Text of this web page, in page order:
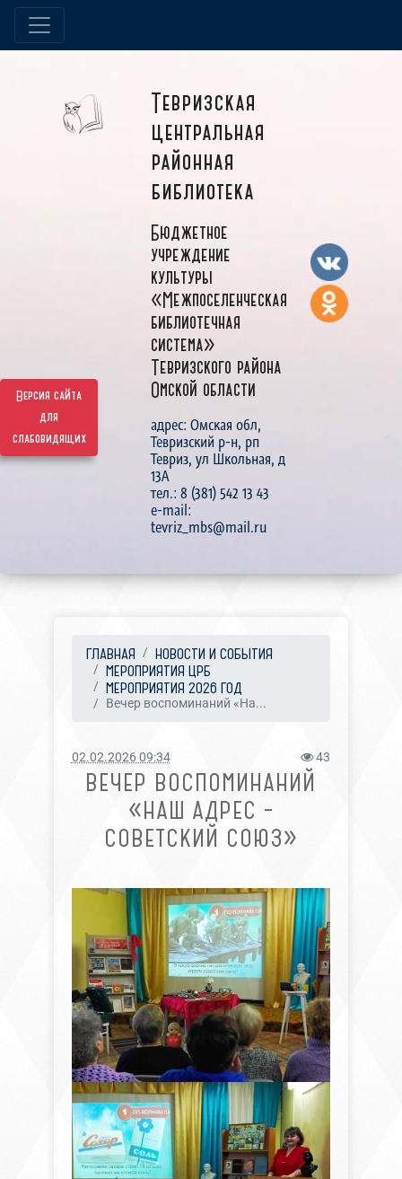
Версия сайта
для
слабовидящих
Тевризская
центральная
районная
библиотека
Бюджетное
учреждение
культуры
«Межпоселенческая
библиотечная
система»
Тевризского района
Омской области
адрес: Омская обл,
Тевризский р-н, рп
Тевриз, ул Школьная, д
13А
тел.: 8 (381) 542 13 43
e-mail:
tevriz_mbs@mail.ru
ГЛАВНАЯ
НОВОСТИ И СОБЫТИЯ
МЕРОПРИЯТИЯ ЦРБ
МЕРОПРИЯТИЯ 2026 ГОД
Вечер воспоминаний «На...
02.02.2026 09:34 43
ВЕЧЕР ВОСПОМИНАНИЙ
«НАШ АДРЕС –
СОВЕТСКИЙ СОЮЗ»